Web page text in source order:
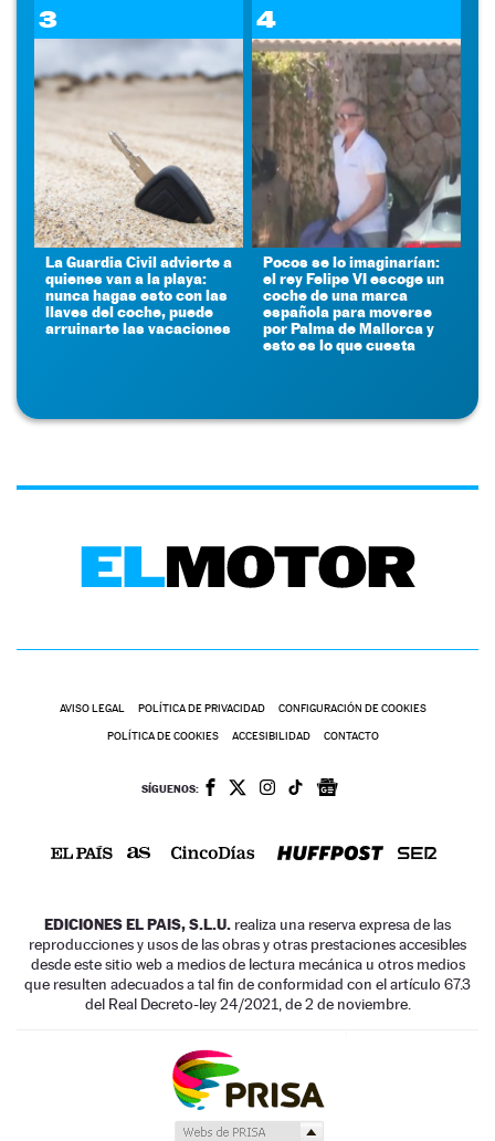
3
La Guardia Civil advierte a
quienes van a la playa:
nunca hagas esto con las
llaves del coche, puede
arruinarte las vacaciones
4
Pocos se lo imaginarían:
el rey Felipe VI escoge un
coche de una marca
española para moverse
por Palma de Mallorca y
esto es lo que cuesta
AVISO LEGAL POLÍTICA DE PRIVACIDAD CONFIGURACIÓN DE COOKIES
POLÍTICA DE COOKIES ACCESIBILIDAD CONTACTO
SÍGUENOS:
EDICIONES EL PAIS, S.L.U. realiza una reserva expresa de las
reproducciones y usos de las obras y otras prestaciones accesibles
desde este sitio web a medios de lectura mecánica u otros medios
que resulten adecuados a tal fin de conformidad con el artículo 67.3
del Real Decreto-ley 24/2021, de 2 de noviembre.